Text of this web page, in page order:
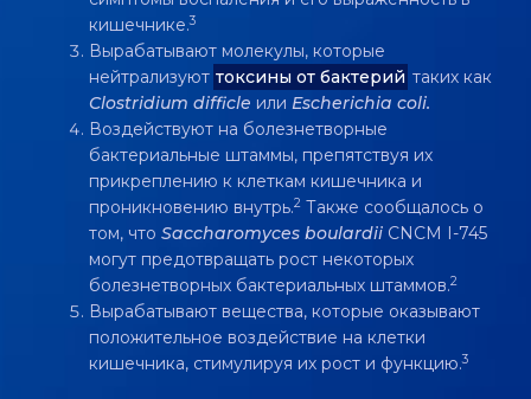
кишечнике.3
Вырабатывают молекулы, которые
нейтрализуют токсины от бактерий таких как
Clostridium difficle или Escherichia coli.
Воздействуют на болезнетворные
бактериальные штаммы, препятствуя их
прикреплению к клеткам кишечника и
проникновению внутрь.2 Также сообщалось о
том, что Saccharomyces boulardii CNCM I-745
могут предотвращать рост некоторых
болезнетворных бактериальных штаммов.2
Вырабатывают вещества, которые оказывают
положительное воздействие на клетки
кишечника, стимулируя их рост и функцию.3